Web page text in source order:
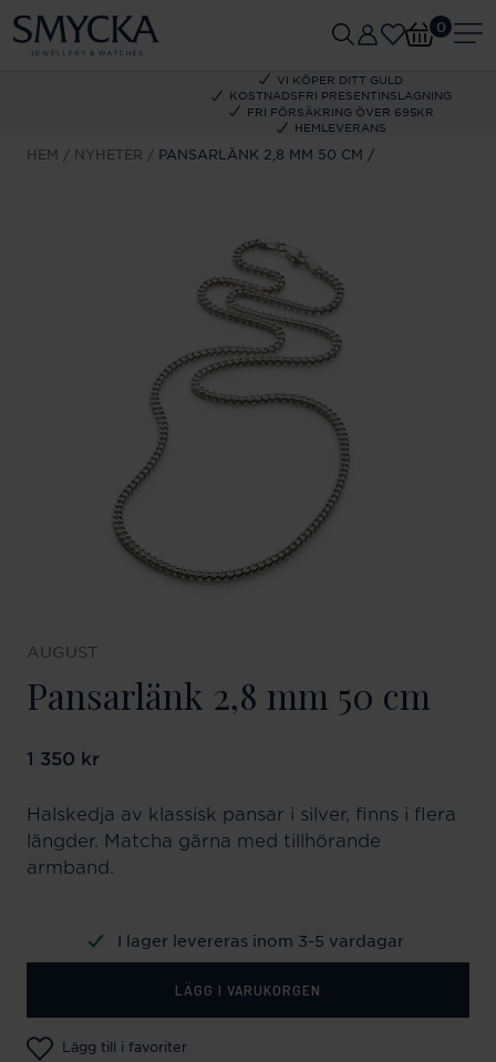
VI KÖPER DITT GULD
KOSTNADSFRI PRESENTINSLAGNING
FRI FÖRSÄKRING ÖVER 695KR
HEMLEVERANS
0
HEM NYHETER PANSARLÄNK 2,8 MM 50 CM
AUGUST
Pansarlänk 2,8 mm 50 cm
Pris:1 350 kr
1 350 kr
Halskedja av klassisk pansar i silver, finns i flera
längder. Matcha gärna med tillhörande
armband.
I lager levereras inom 3-5 vardagar
LÄGG I VARUKORGEN
Lägg till i favoriter